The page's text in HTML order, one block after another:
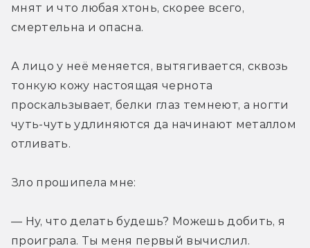
мнят и что любая хтонь, скорее всего,
смертельна и опасна.
А лицо у неё меняется, вытягивается, сквозь
тонкую кожу настоящая чернота
проскальзывает, белки глаз темнеют, а ногти
чуть-чуть удлиняются да начинают металлом
отливать.
Зло прошипела мне:
— Ну, что делать будешь? Можешь добить, я
проиграла. Ты меня первый вычислил.